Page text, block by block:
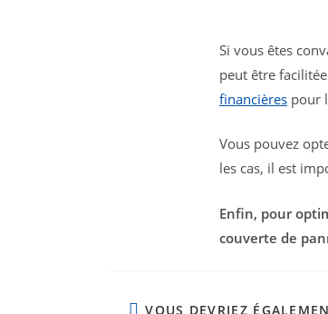
Si vous êtes
peut être
financières pour
Vous pouvez
les cas, il est
Enfin, pour
couverte de
VOUS DEVRIEZ